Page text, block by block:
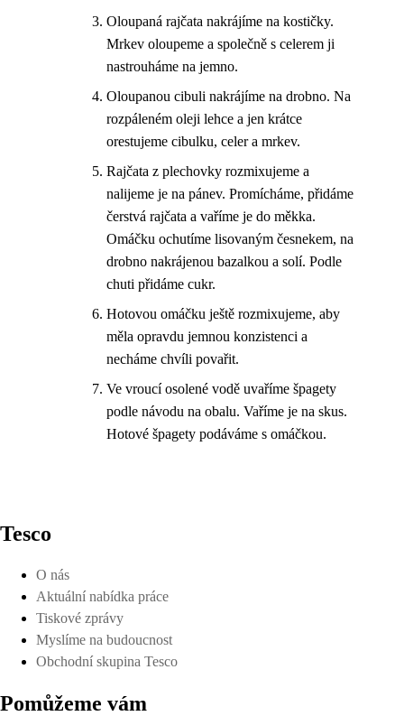
Oloupaná rajčata nakrájíme na kostičky.
Mrkev oloupeme a společně s celerem ji
nastrouháme na jemno.
Oloupanou cibuli nakrájíme na drobno. Na
rozpáleném oleji lehce a jen krátce
orestujeme cibulku, celer a mrkev.
Rajčata z plechovky rozmixujeme a
nalijeme je na pánev. Promícháme, přidáme
čerstvá rajčata a vaříme je do měkka.
Omáčku ochutíme lisovaným česnekem, na
drobno nakrájenou bazalkou a solí. Podle
chuti přidáme cukr.
Hotovou omáčku ještě rozmixujeme, aby
měla opravdu jemnou konzistenci a
necháme chvíli povařit.
Ve vroucí osolené vodě uvaříme špagety
podle návodu na obalu. Vaříme je na skus.
Hotové špagety podáváme s omáčkou.
Tesco
O nás
Aktuální nabídka práce
Tiskové zprávy
Myslíme na budoucnost
Obchodní skupina Tesco
Pomůžeme vám